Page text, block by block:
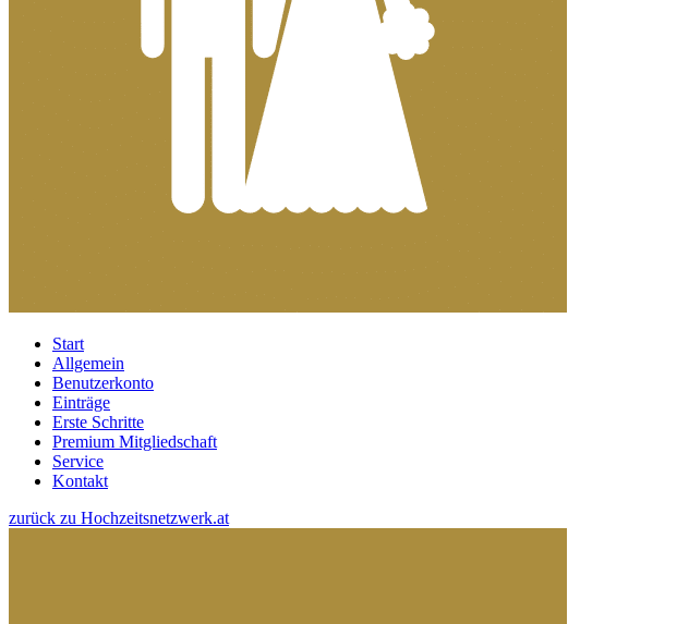
Start
Allgemein
Benutzerkonto
Einträge
Erste Schritte
Premium Mitgliedschaft
Service
Kontakt
zurück zu Hochzeitsnetzwerk.at